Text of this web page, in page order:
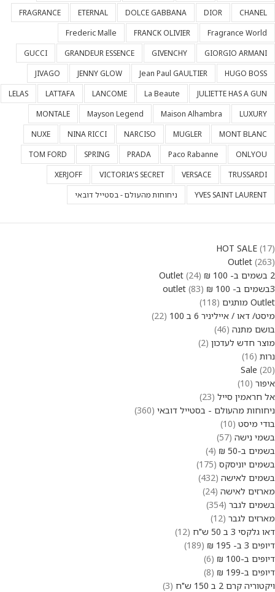
CHANEL
DIOR
DOLCE GABBANA
ETERNAL
FRAGRANCE
Fragrance World
FRANCK OLIVIER
Frederic Malle
GIORGIO ARMANI
GIVENCHY
GRANDEUR ESSENCE
GUCCI
HUGO BOSS
Jean Paul GAULTIER
JENNY GLOW
JIVAGO
JULIETTE HAS A GUN
La Beaute
LANCOME
LATTAFA
LELAS
LUXURY
Maison Alhambra
Mayson Legend
MONTALE
MONT BLANC
MUGLER
NARCISO
NINA RICCI
NUXE
ONLYOU
Paco Rabanne
PRADA
SPRING
TOM FORD
TRUSSARDI
VERSACE
VICTORIA'S SECRET
XERJOFF
YVES SAINT LAURENT
ניחוחות מהעולם - בסטייל דובאי
HOT SALE 17
Outlet 263
2 בשמים ב- 100 ₪ Outlet
24
3בשמים ב- 100 ₪ outlet
83
Outlet מותגים
118
מיסט/ דאו / אייליניר 6 ב 100
22
בושם מתנה 46
מוצר חדש לעדכון 2
נרות 16
Sale 20
איפור 10
אל חראמין סייל 23
ניחוחות מהעולם - בסטייל דובאי 360
בודי מיסט 10
בשמי נישה 57
בשמים ב-50 ₪
4
בשמים יוניסקס 175
בשמים לאישה 432
מארזים לאישה 24
בשמים לגבר 354
מארזים לגבר 12
דאו גלקסי 3 ב 50 ש"ח
12
דיופים 3 ב- 195 ₪
189
דיופים ב-100 ₪
6
דיופים ב-199 ₪
8
ויקטוריה קרם 2 ב 150 ש"ח
3